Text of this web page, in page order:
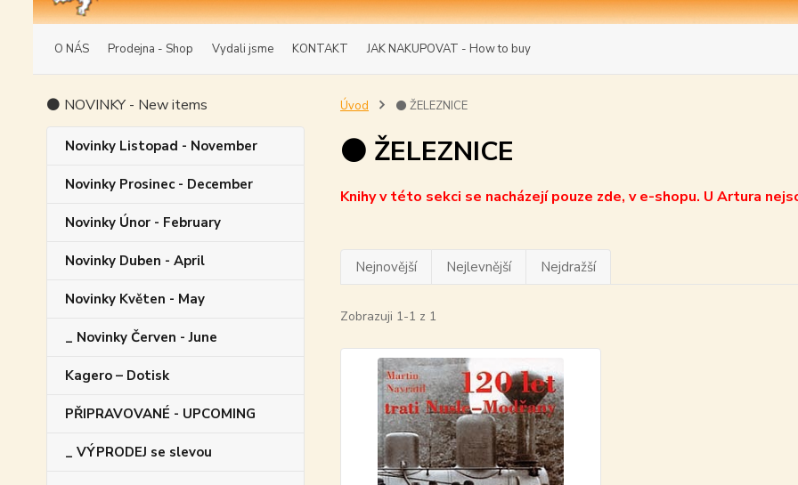
O NÁS Prodejna - Shop Vydali jsme KONTAKT JAK NAKUPOVAT - How to buy
⚫ NOVINKY - New items
Novinky Listopad - November
Novinky Prosinec - December
Novinky Únor - February
Novinky Duben - April
Novinky Květen - May
_ Novinky Červen - June
Kagero – Dotisk
PŘIPRAVOVANÉ - UPCOMING
_ VÝPRODEJ se slevou
Úvod ⚫ ŽELEZNICE
⚫ ŽELEZNICE
Knihy v této sekci se nacházejí pouze zde, v e-shopu. U Artura
Nejnovější Nejlevnější Nejdražší
Zobrazuji 1-1 z 1